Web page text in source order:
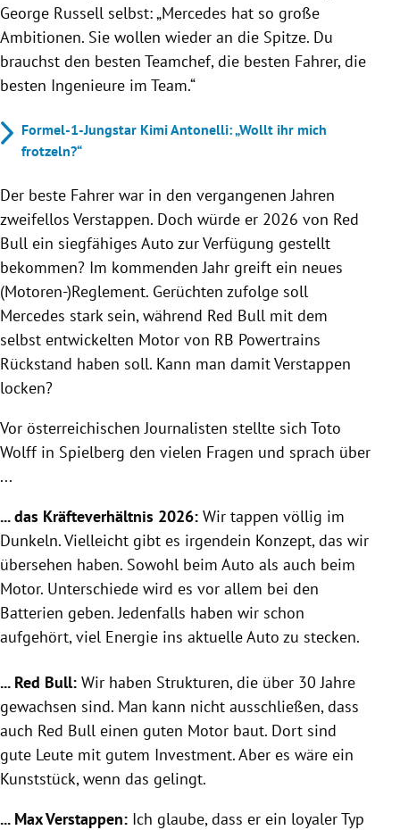
George Russell selbst: „Mercedes hat so große
Ambitionen. Sie wollen wieder an die Spitze. Du
brauchst den besten Teamchef, die besten Fahrer, die
besten Ingenieure im Team.“
Formel-1-Jungstar Kimi Antonelli: „Wollt ihr mich
frotzeln?“
Der beste Fahrer war in den vergangenen Jahren
zweifellos Verstappen. Doch würde er 2026 von Red
Bull ein siegfähiges Auto zur Verfügung gestellt
bekommen? Im kommenden Jahr greift ein neues
(Motoren-)Reglement. Gerüchten zufolge soll
Mercedes stark sein, während Red Bull mit dem
selbst entwickelten Motor von RB Powertrains
Rückstand haben soll. Kann man damit Verstappen
locken?
Vor österreichischen Journalisten stellte sich Toto
Wolff in Spielberg den vielen Fragen und sprach über
...
... das Kräfteverhältnis 2026: Wir tappen völlig im
Dunkeln. Vielleicht gibt es irgendein Konzept, das wir
übersehen haben. Sowohl beim Auto als auch beim
Motor. Unterschiede wird es vor allem bei den
Batterien geben. Jedenfalls haben wir schon
aufgehört, viel Energie ins aktuelle Auto zu stecken.
... Red Bull: Wir haben Strukturen, die über 30 Jahre
gewachsen sind. Man kann nicht ausschließen, dass
auch Red Bull einen guten Motor baut. Dort sind
gute Leute mit gutem Investment. Aber es wäre ein
Kunststück, wenn das gelingt.
... Max Verstappen: Ich glaube, dass er ein loyaler Typ